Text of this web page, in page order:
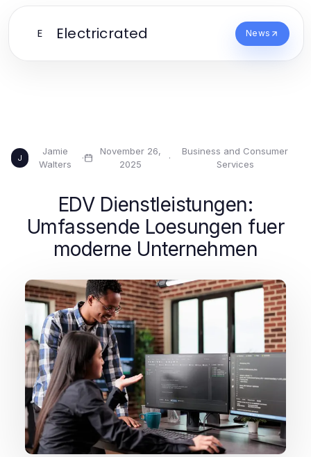
E Electricrated News
J
Jamie
Walters
·
November 26,
2025
·
Business and Consumer
Services
EDV Dienstleistungen:
Umfassende Loesungen fuer
moderne Unternehmen